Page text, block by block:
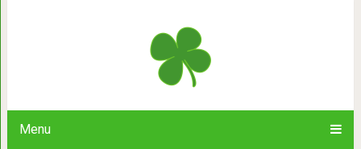
Menu
Подарила подруге на ее день